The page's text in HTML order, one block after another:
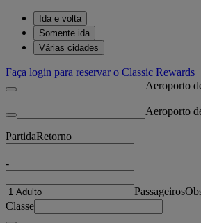
Ida e volta
Somente ida
Várias cidades
Faça login para reservar o Classic Rewards
Aeroporto
Aeroporto
PartidaRetorno
-
Passageiros
Classe